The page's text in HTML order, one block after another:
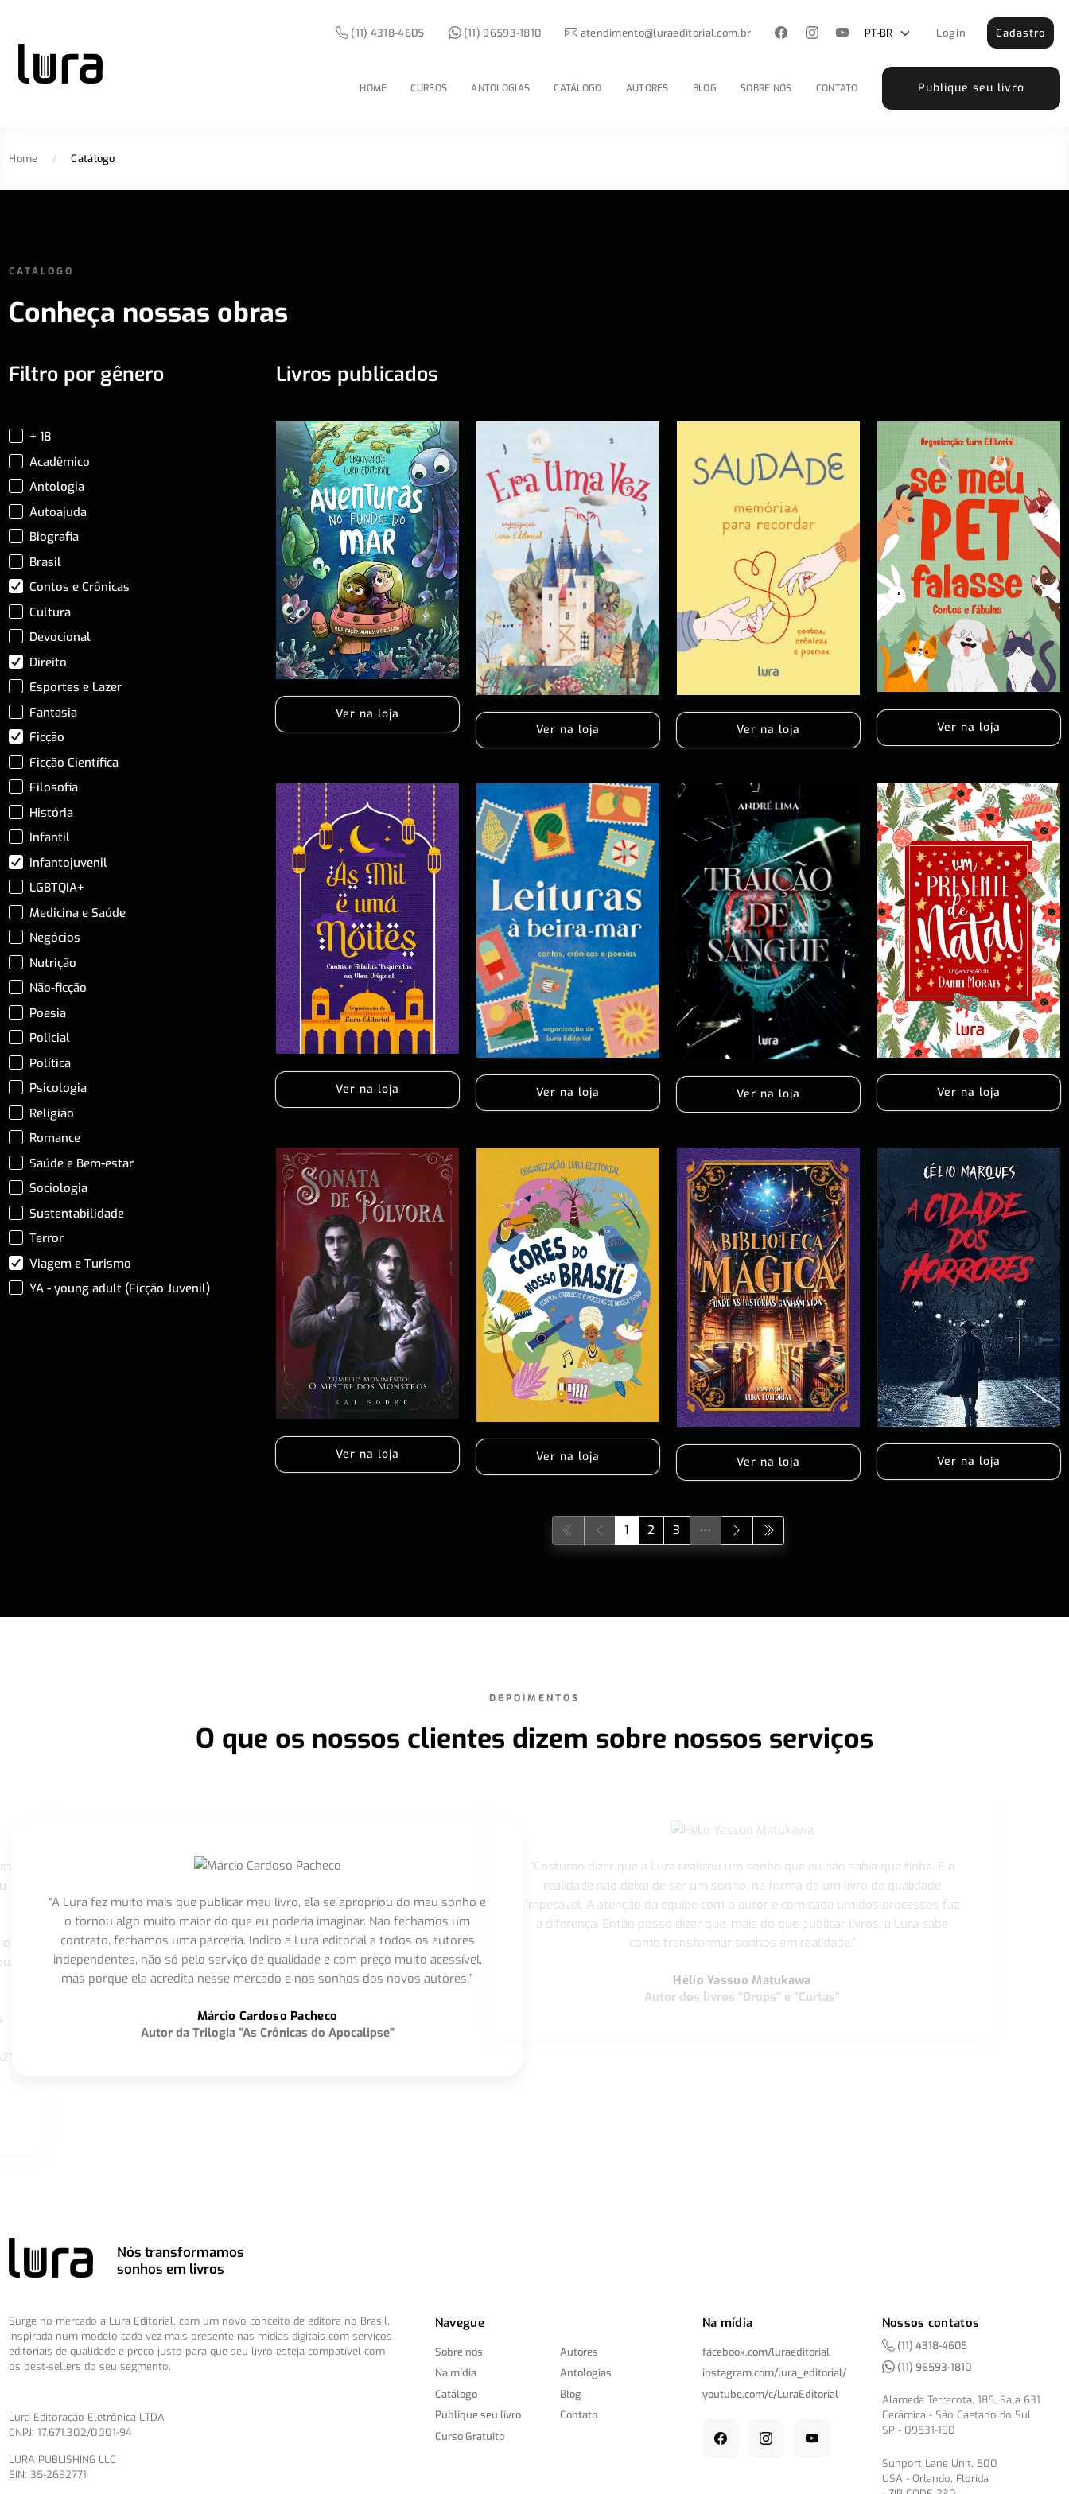
HOME CURSOS ANTOLOGIAS CATÁLOGO AUTORES BLOG SOBRE NÓS CONTATO Publique seu livro
(11) 4318-4605 (11) 96593-1810 atendimento@luraeditorial.com.br Login Cadastro
Home / Catálogo
CATÁLOGO
Conheça nossas obras
Filtro por gênero
+ 18
Acadêmico
Antologia
Autoajuda
Biografia
Brasil
Contos e Crônicas
Cultura
Devocional
Direito
Esportes e Lazer
Fantasia
Ficção
Ficção Científica
Filosofia
História
Infantil
Infantojuvenil
LGBTQIA+
Medicina e Saúde
Negócios
Nutrição
Não-ficção
Poesia
Policial
Política
Psicologia
Religião
Romance
Saúde e Bem-estar
Sociologia
Sustentabilidade
Terror
Viagem e Turismo
YA - young adult (Ficção Juvenil)
Livros publicados
Ver na loja
Ver na loja
Ver na loja Ver na loja
Ver na loja Ver na loja Ver na loja Ver na loja
Ver na loja Ver na loja Ver na loja Ver na loja
1 2 3
DEPOIMENTOS
O que os nossos clientes dizem sobre nossos serviços
“A Lura fez muito mais que publicar meu livro, ela se apropriou do meu sonho e
o tornou algo muito maior do que eu poderia imaginar. Não fechamos um
contrato, fechamos uma parceria. Indico a Lura editorial a todos os autores
independentes, não só pelo serviço de qualidade e com preço muito acessível,
mas porque ela acredita nesse mercado e nos sonhos dos novos autores.”
Márcio Cardoso Pacheco
Autor da Trilogia "As Crônicas do Apocalipse"
"Costumo dizer que a Lura realizou um sonho que eu não sabia que tinha. E a
realidade não deixa de ser um sonho, na forma de um livro de qualidade
impecável. A atenção da equipe com o autor e com cada um dos processos faz
a diferença. Então posso dizer que, mais do que publicar livros, a Lura sabe
como transformar sonhos em realidade."
Hélio Yassuo Matukawa
Autor dos livros "Drops" e “Curtas”
Nós transformamos
sonhos em livros
Surge no mercado a Lura Editorial, com um novo conceito de editora no Brasil,
inspirada num modelo cada vez mais presente nas mídias digitais com serviços
editoriais de qualidade e preço justo para que seu livro esteja compatível com
os best-sellers do seu segmento.
Lura Editoração Eletrônica LTDA
CNPJ: 17.671.302/0001-94
LURA PUBLISHING LLC
EIN: 35-2692771
Navegue
Sobre nós
Na mídia
Catálogo
Publique seu livro
Curso Gratuito
Autores
Antologias
Blog
Contato
Na mídia
facebook.com/luraeditorial
instagram.com/lura_editorial/
youtube.com/c/LuraEditorial
Nossos contatos
(11) 4318-4605
(11) 96593-1810
Alameda Terracota, 185, Sala 631
Cerâmica - São Caetano do Sul
SP - 09531-190
Sunport Lane Unit, 500
USA - Orlando, Florida